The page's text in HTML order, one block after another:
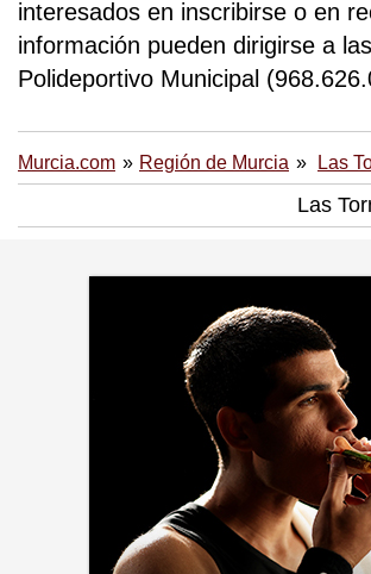
interesados en inscribirse o en
información pueden dirigirse a
Polideportivo Municipal
Murcia.com Región de Murcia Las
Las